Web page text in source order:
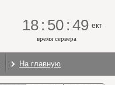
18 : 50 : 49 ект
время сервера
На главную